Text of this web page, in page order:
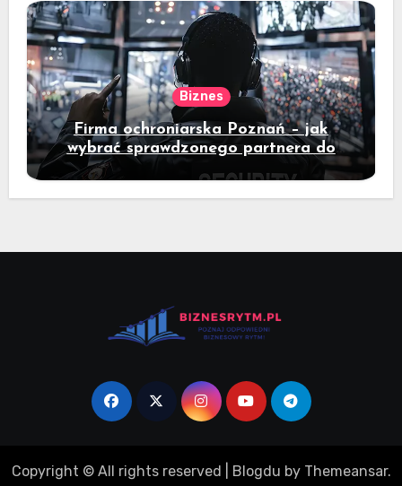
Biznes
Firma ochroniarska Poznań – jak
wybrać sprawdzonego partnera do
ochrony mienia?
Copyright © All rights reserved Blogdu by Themeansar.